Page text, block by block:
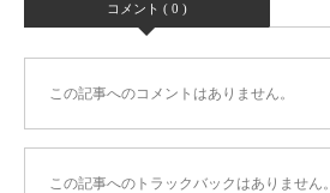
コメント ( 0 )
この記事へのコメントはありません。
この記事へのトラックバックはありません。